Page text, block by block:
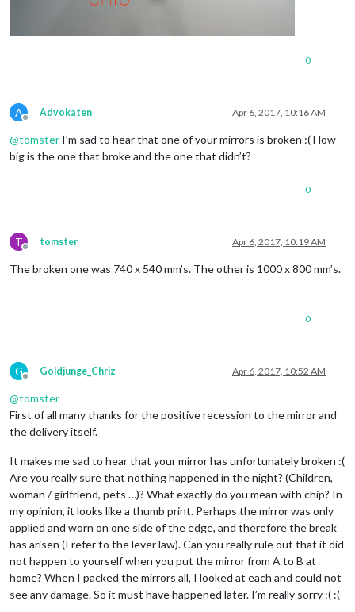
0
A
Offline
Advokaten Apr 6, 2017, 10:16 AM
@tomster I’m sad to hear that one of your mirrors is broken :( How
big is the one that broke and the one that didn’t?
0
T
Offline
tomster Apr 6, 2017, 10:19 AM
The broken one was 740 x 540 mm’s. The other is 1000 x 800 mm’s.
0
G
Offline
Goldjunge_Chriz Apr 6, 2017, 10:52 AM
@tomster
First of all many thanks for the positive recession to the mirror and
the delivery itself.
It makes me sad to hear that your mirror has unfortunately broken :(
Are you really sure that nothing happened in the night? (Children,
woman / girlfriend, pets …)? What exactly do you mean with chip? In
my opinion, it looks like a thumb print. Perhaps the mirror was only
applied and worn on one side of the edge, and therefore the break
has arisen (I refer to the lever law). Can you really rule out that it did
not happen to yourself when you put the mirror from A to B at
home? When I packed the mirrors all, I looked at each and could not
see any damage. So it must have happened later. I’m really sorry :( :(